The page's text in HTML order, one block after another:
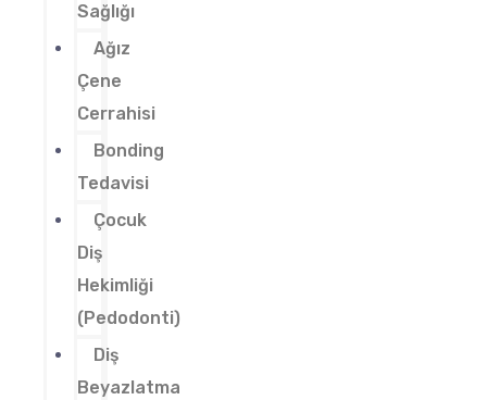
Sağlığı
Ağız
Çene
Cerrahisi
Bonding
Tedavisi
Çocuk
Diş
Hekimliği
(Pedodonti)
Diş
Beyazlatma